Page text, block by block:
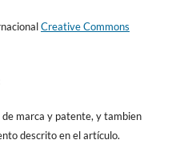
Creative Commons
marca y patente, y tambien
descrito en el artículo.